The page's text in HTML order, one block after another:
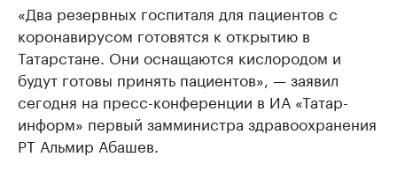
«Два резервных госпиталя для пациентов с
коронавирусом готовятся к открытию в
Татарстане. Они оснащаются кислородом и
будут готовы принять пациентов», — заявил
сегодня на пресс-конференции в ИА «Татар-
информ» первый замминистра здравоохранения
РТ Альмир Абашев.